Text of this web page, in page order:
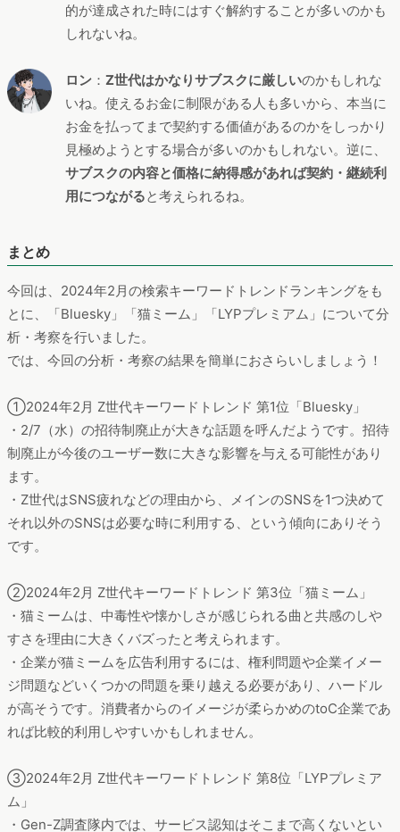
的が達成された時にはすぐ解約することが多いのかも
しれないね。
ロン ： Z世代はかなりサブスクに厳しいのかもしれな
いね。使えるお金に制限がある人も多いから、本当に
お金を払ってまで契約する価値があるのかをしっかり
見極めようとする場合が多いのかもしれない。逆に、
サブスクの内容と価格に納得感があれば契約・継続利
用につながると考えられるね。
まとめ
今回は、2024年2月の検索キーワードトレンドランキングをも
とに、「Bluesky」「猫ミーム」「LYPプレミアム」について分
析・考察を行いました。
では、今回の分析・考察の結果を簡単におさらいしましょう！
①2024年2月 Z世代キーワードトレンド 第1位「Bluesky」
・2/7（水）の招待制廃止が大きな話題を呼んだようです。招待
制廃止が今後のユーザー数に大きな影響を与える可能性があり
ます。
・Z世代はSNS疲れなどの理由から、メインのSNSを1つ決めて
それ以外のSNSは必要な時に利用する、という傾向にありそう
です。
②2024年2月 Z世代キーワードトレンド 第3位「猫ミーム」
・猫ミームは、中毒性や懐かしさが感じられる曲と共感のしや
すさを理由に大きくバズったと考えられます。
・企業が猫ミームを広告利用するには、権利問題や企業イメー
ジ問題などいくつかの問題を乗り越える必要があり、ハードル
が高そうです。消費者からのイメージが柔らかめのtoC企業であ
れば比較的利用しやすいかもしれません。
③2024年2月 Z世代キーワードトレンド 第8位「LYPプレミア
ム」
・Gen-Z調査隊内では、サービス認知はそこまで高くないとい